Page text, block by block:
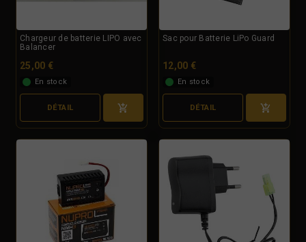
Chargeur de batterie LIPO avec
Balancer
25,00 €
En stock
DÉTAIL
Sac pour Batterie LiPo Guard
12,00 €
En stock
DÉTAIL